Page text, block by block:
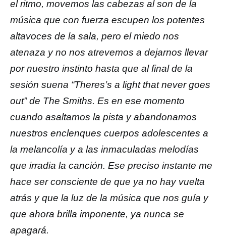
el ritmo, movemos las cabezas al son de la
música que con fuerza escupen los potentes
altavoces de la sala, pero el miedo nos
atenaza y no nos atrevemos a dejarnos llevar
por nuestro instinto hasta que al final de la
sesión suena “Theres’s a light that never goes
out” de The Smiths. Es en ese momento
cuando asaltamos la pista y abandonamos
nuestros enclenques cuerpos adolescentes a
la melancolía y a las inmaculadas melodías
que irradia la canción. Ese preciso instante me
hace ser consciente de que ya no hay vuelta
atrás y que la luz de la música que nos guía y
que ahora brilla imponente, ya nunca se
apagará.